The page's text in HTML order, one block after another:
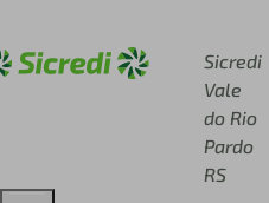
Sicredi
Vale
do Rio
Pardo
RS